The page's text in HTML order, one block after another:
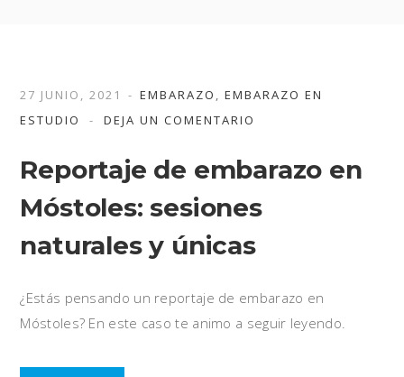
27 JUNIO, 2021 EMBARAZO ,EMBARAZO EN
ESTUDIO
DEJA UN COMENTARIO
Reportaje de embarazo en
Móstoles: sesiones
naturales y únicas
¿Estás pensando un reportaje de embarazo en
Móstoles? En este caso te animo a seguir leyendo.